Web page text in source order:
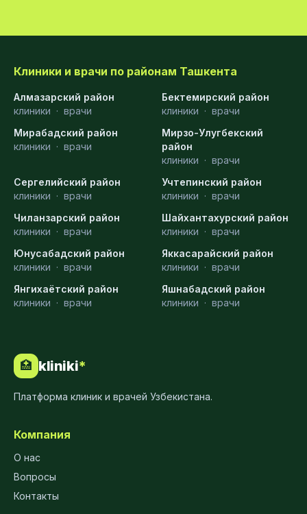
Клиники и врачи по районам Ташкента
Алмазарский район
клиники · врачи
Бектемирский район
клиники · врачи
Мирабадский район
клиники · врачи
Мирзо-Улугбекский
район
клиники · врачи
Сергелийский район
клиники · врачи
Учтепинский район
клиники · врачи
Чиланзарский район
клиники · врачи
Шайхантахурский район
клиники · врачи
Юнусабадский район
клиники · врачи
Яккасарайский район
клиники · врачи
Янгихаётский район
клиники · врачи
Яшнабадский район
клиники · врачи
🏥 kliniki*
Платформа клиник и врачей Узбекистана.
Компания
О нас
Вопросы
Контакты